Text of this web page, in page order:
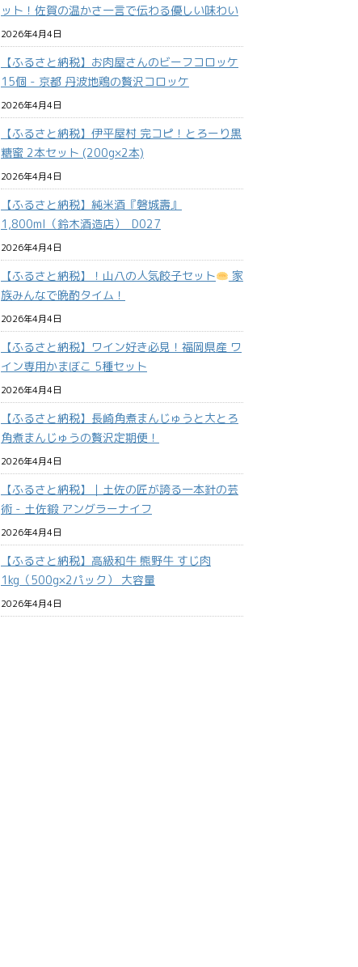
ット！佐賀の温かさ一言で伝わる優しい味わい
2026年4月4日
【ふるさと納税】お肉屋さんのビーフコロッケ
15個 - 京都 丹波地鶏の贅沢コロッケ
2026年4月4日
【ふるさと納税】伊平屋村 完コピ！とろーり黒
糖蜜 2本セット (200g×2本)
2026年4月4日
【ふるさと納税】純米酒『磐城壽』
1,800ml（鈴木酒造店）_D027
2026年4月4日
【ふるさと納税】！山八の人気餃子セット
家
族みんなで晩酌タイム！
2026年4月4日
【ふるさと納税】ワイン好き必見！福岡県産 ワ
イン専用かまぼこ 5種セット
2026年4月4日
【ふるさと納税】長崎角煮まんじゅうと大とろ
角煮まんじゅうの贅沢定期便！
2026年4月4日
【ふるさと納税】｜土佐の匠が誇る一本針の芸
術 - 土佐鍛 アングラーナイフ
2026年4月4日
【ふるさと納税】高級和牛 熊野牛 すじ肉
1kg（500g×2パック） 大容量
2026年4月4日